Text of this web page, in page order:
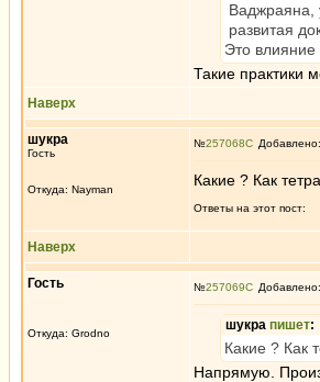
Ваджраяна,
развитая
Это
Такие практики
Наверх
шукра
Гость
Откуда: Nayman
№257068
Какие ? Как
Ответы на этот пост:
Наверх
Гость
Откуда: Grodno
№257069
шукра пишет:
Какие ? Как
Напрямую.